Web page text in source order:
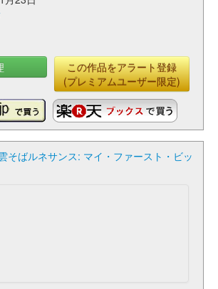
この作品をアラート登録
(プレミアムユーザー限定)
そばルネサンス: マイ・ファースト・ビッ